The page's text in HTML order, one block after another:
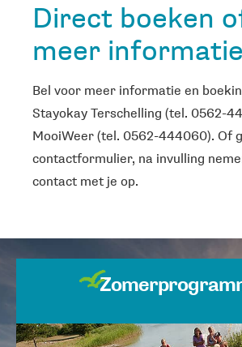
Direct boeken
meer
Bel voor meer informatie en
Stayokay Terschelling (tel. 0562-
MooiWeer (tel. 0562-444060). Of
contactformulier, na invulling
contact met je op.